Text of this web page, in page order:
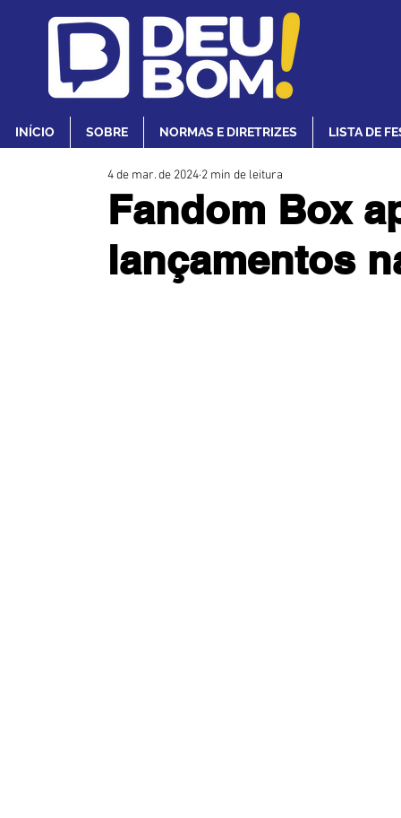
INÍCIO SOBRE NORMAS E DIRETRIZES LISTA DE
Fandom Box
lançamentos
4 de mar. de 2024 2 min de leitura